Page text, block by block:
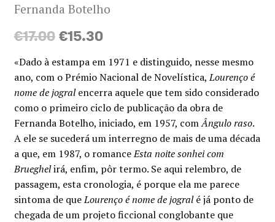
Fernanda Botelho
€17.00 O
preço
original
era:
€17.00.
€15.30O
preço
atual
é:
€15.30.
«Dado à estampa em 1971 e distinguido, nesse mesmo
ano, com o Prémio Nacional de Novelística,Lourenço é
nome de jogralencerra aquele que tem sido considerado
como o primeiro ciclo de publicação da obra de
Fernanda Botelho, iniciado, em 1957, comÂngulo raso.
A ele se sucederá um interregno de mais de uma década
a que, em 1987, o romanceEsta noite sonhei com
Brueghelirá, enfim, pôr termo. Se aqui relembro, de
passagem, esta cronologia, é porque ela me parece
sintoma de queLourenço é nome de jogralé já ponto de
chegada de um projeto ficcional conglobante que